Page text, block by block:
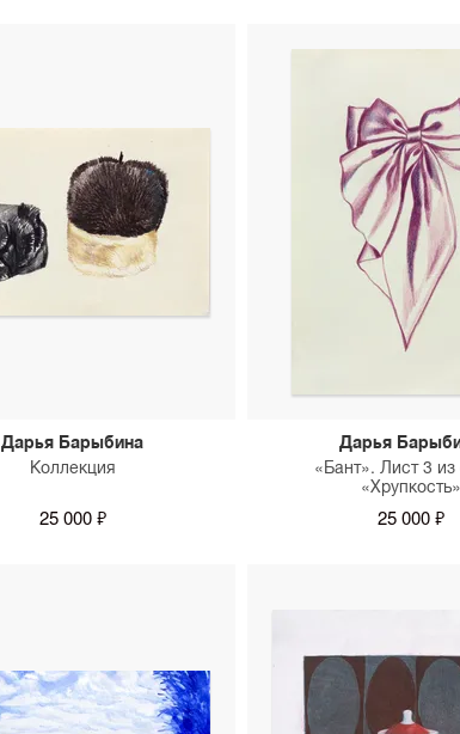
Дарья Барыбина
Коллекция
25 000 ₽
Дарья
«Бант». Лист 3
«Хрупкость»
25 000 ₽